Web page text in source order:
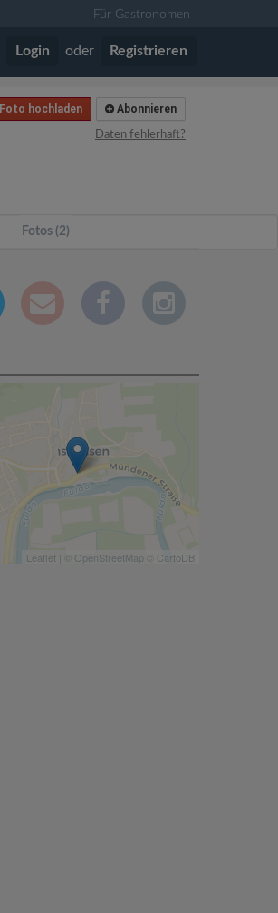
Für Gastronomen
Login oder Registrieren
Abonnieren
Foto hochladen
Daten fehlerhaft?
Fotos (2)
Leaflet | © OpenStreetMap © CartoDB